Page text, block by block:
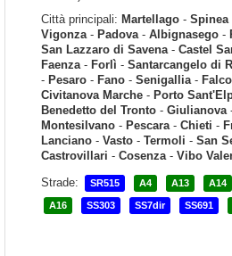
Città principali: Martellago - Spinea
Vigonza- Padova- Albignasego -
San Lazzaro di Savena- Castel
Faenza- Forlì - Santarcangelo di
- Pesaro - Fano - Senigallia-
Civitanova Marche - Porto
Benedetto del Tronto - Giulianova
Montesilvano - Pescara- Chieti -
Lanciano - Vasto - Termoli - San
Castrovillari - Cosenza- Vibo
Strade:
SR515 A4 A13 A14
A16 SS303 SS7dir SS691